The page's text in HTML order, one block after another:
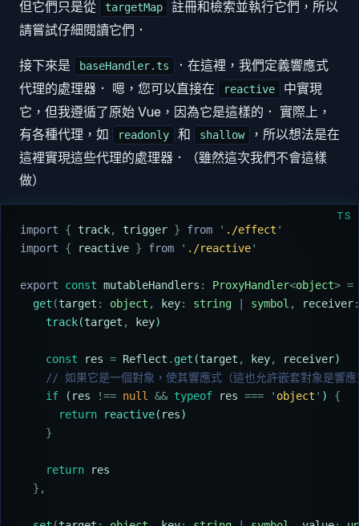
但它們只是從
targetMap
註冊和檢索並執行它們，所以
請嘗試仔細閱讀它們．
接下來是 baseHandler.ts
．在這裡，我們定義響應式
代理的處理器． 嗯，您可以直接在
reactive
中實現
它，但我遵循了原始 Vue，因為它是這樣的． 實際上，
有各種代理，如
readonly 和 shallow
，所以想法是在
這裡實現這些代理的處理器．（雖然這次我們不會這樣
做）
TS
import { track, trigger } from ' ./effect '
import { reactive } from ' ./reactive'
export const mutableHandlers : ProxyHandler<object> =
  get
(target : object , key: string symbol , receiver:
    track
(target , key)
    const
res = Reflect . get (target , key, receiver)
// 如果它是一個對象，使其響應式（這也允許嵌套對象是響應
    if
( res !== null && typeof res === ' object ' ) {
      return
reactive( res)
    }
    return
res
  },